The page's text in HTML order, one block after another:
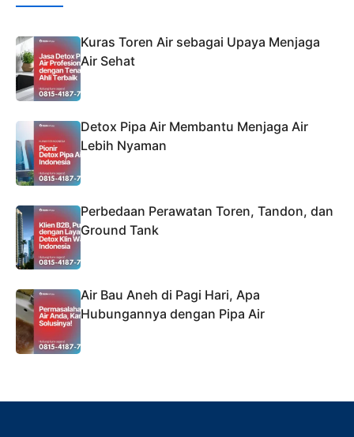
Kuras Toren Air sebagai Upaya Menjaga
Air Sehat
Detox Pipa Air Membantu Menjaga Air
Lebih Nyaman
Perbedaan Perawatan Toren, Tandon, dan
Ground Tank
Air Bau Aneh di Pagi Hari, Apa
Hubungannya dengan Pipa Air